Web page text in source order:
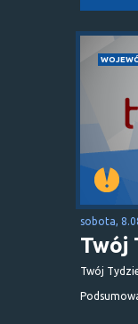
sobota,
Twój
Twój